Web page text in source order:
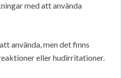
med att använda
använda, men det finns
eller hudirritationer.